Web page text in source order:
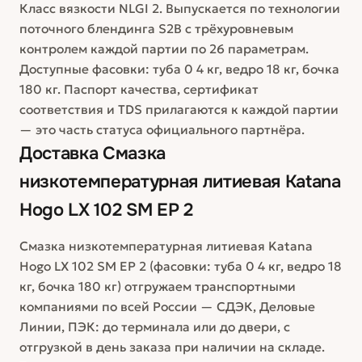
Класс вязкости NLGI 2. Выпускается по технологии
поточного блендинга S2B с трёхуровневым
контролем каждой партии по 26 параметрам.
Доступные фасовки: туба 0 4 кг, ведро 18 кг, бочка
180 кг. Паспорт качества, сертификат
соответствия и TDS прилагаются к каждой партии
— это часть статуса официального партнёра.
Доставка Смазка
низкотемпературная литиевая Katana
Hogo LX 102 SM EP 2
Смазка низкотемпературная литиевая Katana
Hogo LX 102 SM EP 2 (фасовки: туба 0 4 кг, ведро 18
кг, бочка 180 кг) отгружаем транспортными
компаниями по всей России — СДЭК, Деловые
Линии, ПЭК: до терминала или до двери, с
отгрузкой в день заказа при наличии на складе.